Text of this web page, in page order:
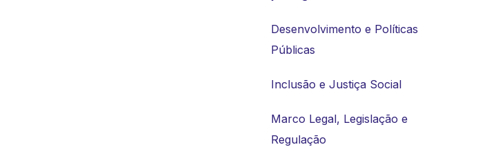
Desenvolvimento e Políticas
Públicas
Inclusão e Justiça Social
Marco Legal, Legislação e
Regulação